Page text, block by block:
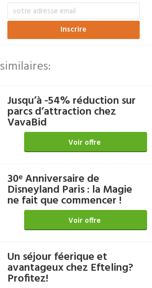
Jusqu’à -54% réduction sur
parcs d’attraction chez
VavaBid
Voir offre
30ᵉ Anniversaire de
Disneyland Paris : la Magie
ne fait que commencer !
Voir offre
Un séjour féerique et
avantageux chez Efteling?
Profitez!